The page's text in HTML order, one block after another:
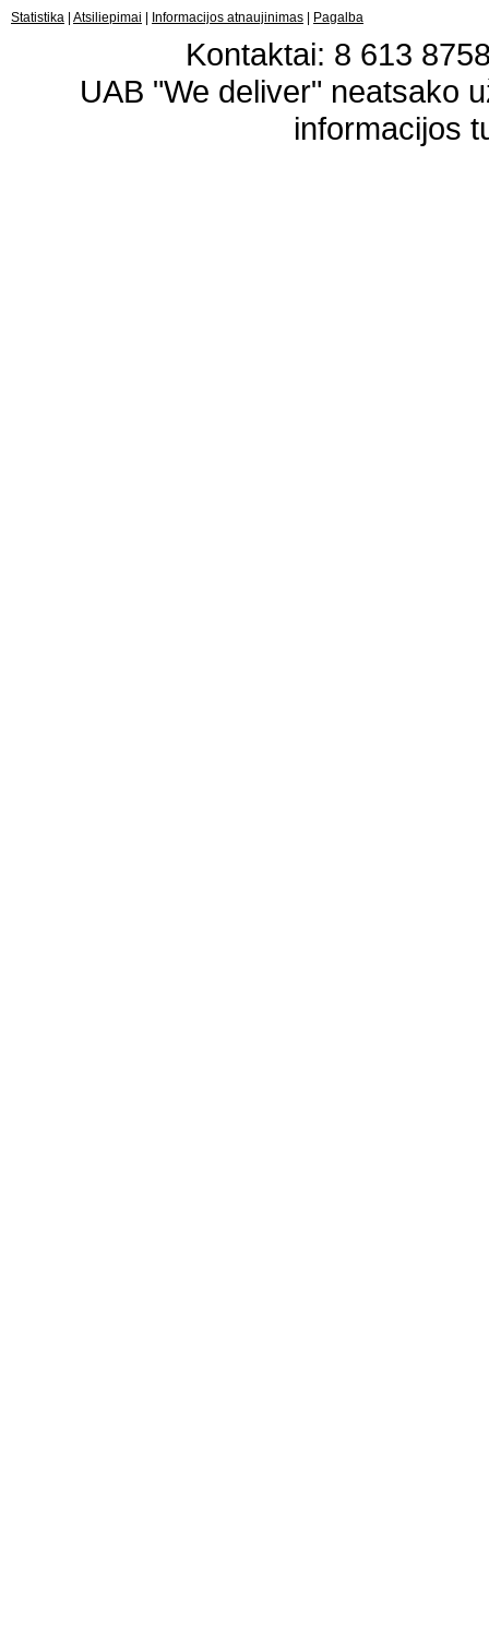
Statistika Atsiliepimai Informacijos atnaujinimas Pagalba
Kontaktai: 8 613
UAB "We deliver" neatsako
informacijos